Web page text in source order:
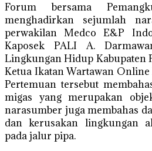
Forum bersama
menghadirkan sejumlah
perwakilan Medco E&P
Kaposek PALI A.
Lingkungan Hidup Kabupaten
Ketua Ikatan Wartawan
Pertemuan tersebut
migas yang merupakan
narasumber juga membahas
dan kerusakan lingkungan
pada jalur pipa.